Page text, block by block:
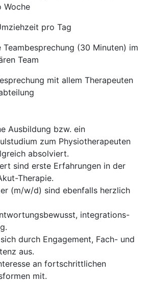
Woche
pro Tag
Teambesprechung (30 Minuten) im
Team
mit allem Therapeuten
Ausbildung bzw. ein
zum Physiotherapeuten
absolviert.
sind erste Erfahrungen in der
Therapie.
(m/w/d) sind ebenfalls herzlich
integrations-
durch Engagement, Fach- und
aus.
an fortschrittlichen
mit.